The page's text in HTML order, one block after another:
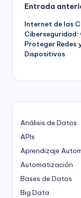
de
Entrada
Internet de las
Ciberseguridad:
Proteger Redes
Dispositivos
Análisis de Datos
APIs
Aprendizaje
Automatización
Bases de Datos
Big Data